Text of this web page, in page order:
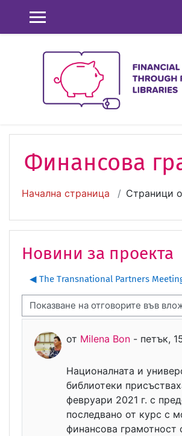
СТРАНИЧЕН ПАНЕЛ
Финансова
Начална страница Страници
Новини за проекта
◀︎ The Transnational Partners
на показване
от Milena Bon - петък,
Number of replies: 0
Националната и
библиотеки
февруари 2021 г. с
последвано от курс с
финансова грамотност